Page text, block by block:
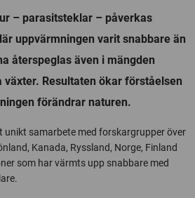
– parasitsteklar – påverkas
uppvärmningen varit snabbare än
återspeglas även i mängden
växter. Resultaten ökar förståelsen
förändrar naturen.
unikt samarbete med forskargrupper över
Kanada, Ryssland, Norge, Finland
som har värmts upp snabbare med